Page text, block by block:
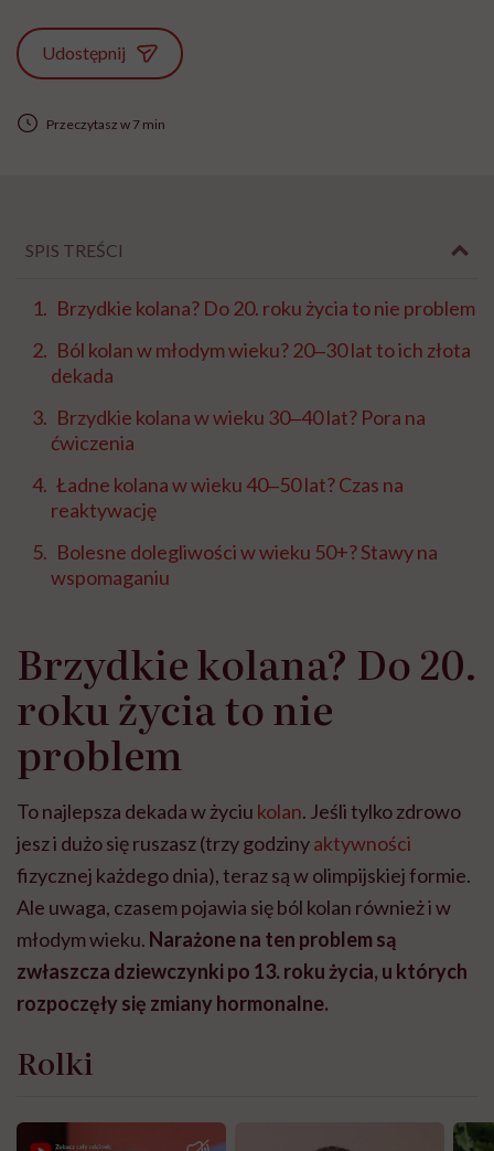
Udostępnij
Przeczytasz w 7 min
SPIS TREŚCI
Brzydkie kolana? Do 20. roku życia to nie problem
Ból kolan w młodym wieku? 20‒30 lat to ich złota
dekada
Brzydkie kolana w wieku 30‒40 lat? Pora na
ćwiczenia
Ładne kolana w wieku 40‒50 lat? Czas na
reaktywację
Bolesne dolegliwości w wieku 50+? Stawy na
wspomaganiu
Brzydkie kolana? Do 20.
roku życia to nie
problem
To najlepsza dekada w życiu kolan. Jeśli tylko zdrowo
jesz i dużo się ruszasz (trzy godzinyaktywności
fizycznej każdego dnia), teraz są w olimpijskiej formie.
Ale uwaga, czasem pojawia się ból kolan również i w
młodym wieku. Narażone na ten problem są
zwłaszcza dziewczynki po 13. roku życia, u których
rozpoczęły się zmiany hormonalne.
Rolki